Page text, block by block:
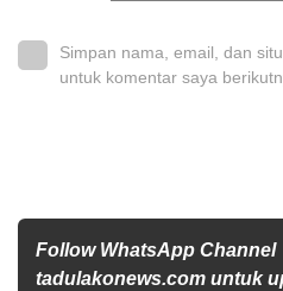
Simpan nama, email, dan
untuk komentar saya
Follow WhatsApp Channel
tadulakonews.com untuk